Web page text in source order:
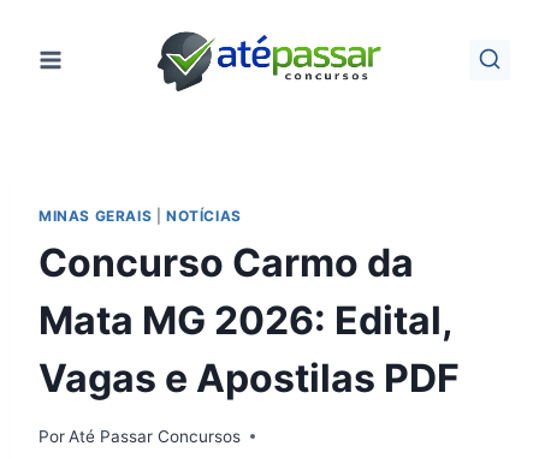
para
MINAS GERAIS NOTÍCIAS
Concurso Carmo da
Mata MG 2026: Edital,
Vagas e Apostilas PDF
PorAté Passar Concursos